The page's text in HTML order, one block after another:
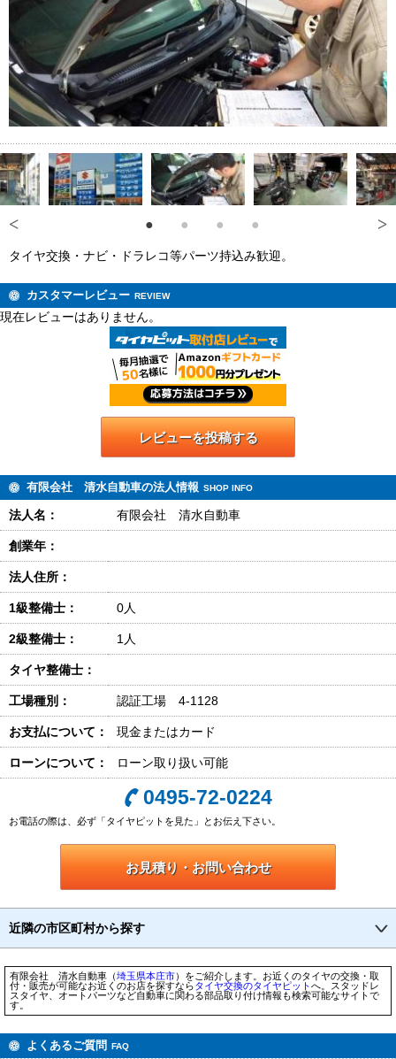
タイヤ交換・ナビ・ドラレコ等パーツ持込み歓迎。
カスタマーレビュー REVIEW
現在レビューはありません。
レビューを投稿する
有限会社 清水自動車の法人情報 SHOP INFO
法人名： 有限会社 清水自動車
創業年：
法人住所：
1級整備士： 0人
2級整備士： 1人
タイヤ整備士：
工場種別： 認証工場 4-1128
お支払について： 現金またはカード
ローンについて： ローン取り扱い可能
0495-72-0224
お電話の際は、必ず「タイヤピットを見た」とお伝え下さい。
お見積り・お問い合わせ
近隣の市区町村から探す
有限会社 清水自動車（埼玉県本庄市）をご紹介します。お近くのタイヤの交換・取
付・販売が可能なお近くのお店を探すならタイヤ交換のタイヤピットへ。スタッドレ
スタイヤ、オートパーツなど自動車に関わる部品取り付け情報も検索可能なサイトで
す。
よくあるご質問 FAQ